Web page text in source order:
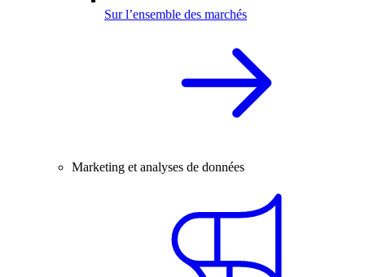
Sur l’ensemble des marchés
Marketing et analyses de données